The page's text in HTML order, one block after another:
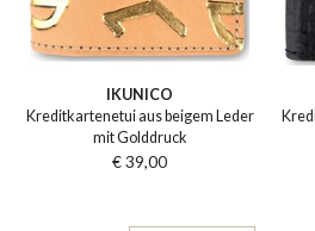
IKUNICO
Kreditkartenetui aus beigem Leder
mit Golddruck
€ 39,00